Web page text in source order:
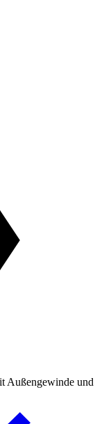
Außengewinde und